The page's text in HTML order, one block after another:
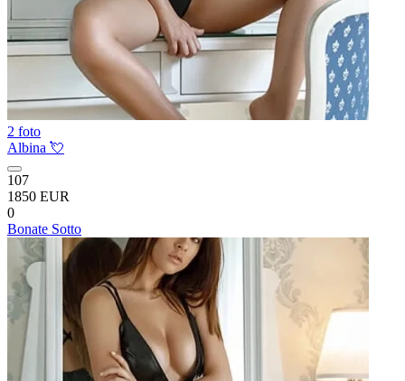
2 foto
Albina 💘
107
1850 EUR
0
Bonate Sotto